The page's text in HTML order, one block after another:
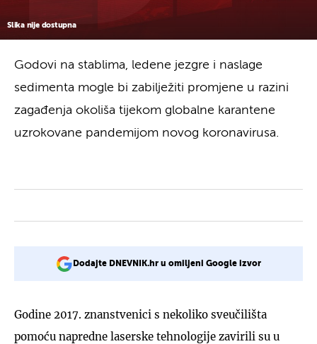
Slika nije dostupna
Godovi na stablima, ledene jezgre i naslage
sedimenta mogle bi zabilježiti promjene u razini
zagađenja okoliša tijekom globalne karantene
uzrokovane pandemijom novog koronavirusa.
Dodajte DNEVNIK.hr u omiljeni Google izvor
Godine 2017. znanstvenici s nekoliko sveučilišta
pomoću napredne laserske tehnologije zavirili su u